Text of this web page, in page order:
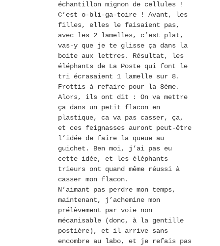
échantillon mignon de cellules !
C’est o-bli-ga-toire ! Avant, les
filles, elles le faisaient pas,
avec les 2 lamelles, c’est plat,
vas-y que je te glisse ça dans la
boite aux lettres. Résultat, les
éléphants de La Poste qui font le
tri écrasaient 1 lamelle sur 8.
Frottis à refaire pour la 8ème.
Alors, ils ont dit : On va mettre
ça dans un petit flacon en
plastique, ca va pas casser, ça,
et ces feignasses auront peut-être
l’idée de faire la queue au
guichet. Ben moi, j’ai pas eu
cette idée, et les éléphants
trieurs ont quand même réussi à
casser mon flacon.
N’aimant pas perdre mon temps,
maintenant, j’achemine mon
prélèvement par voie non
mécanisable (donc, à la gentille
postière), et il arrive sans
encombre au labo, et je refais pas